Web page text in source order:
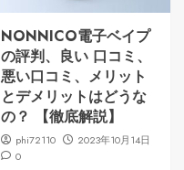
NONNICO電子ベイプ
の評判、良い 口コミ、
悪い口コミ、メリット
とデメリットはどうな
の？ 【徹底解説】
phi72110
2023年10月14日
0